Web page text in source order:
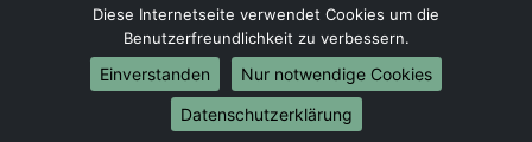
Umzug von Mönchengladbach nach Bonn
Umzug von Mönchengladbach nach Münster
Internationale-Umzüge
Umzug von Mönchengladbach nach Brasilien
Diese Internetseite verwendet Cookies um die
Benutzerfreundlichkeit zu verbessern.
Einverstanden
Nur notwendige Cookies
Datenschutzerklärung